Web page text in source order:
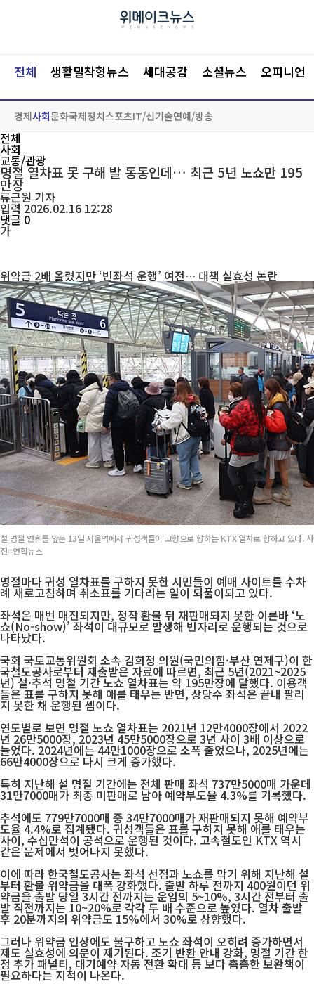
전체 생활밀착형뉴스 세대공감 소셜뉴스 오피니언
경제사회문화국제정치스포츠IT/신기술연예/방송
전체
사회
교통/관광
명절 열차표 못 구해 발 동동인데… 최근 5년 노쇼만 195
만장
류근원 기자
입력 2026.02.16 12:28
댓글 0
가
위약금 2배 올렸지만 ‘빈좌석 운행’ 여전… 대책 실효성 논란
설 명절 연휴를 앞둔 13일 서울역에서 귀성객들이 고향으로 향하는 KTX 열차로 향하고 있다. 사
진=연합뉴스
명절마다 귀성 열차표를 구하지 못한 시민들이 예매 사이트를 수차
례 새로고침하며 취소표를 기다리는 일이 되풀이되고 있다.
좌석은 매번 매진되지만, 정작 환불 뒤 재판매되지 못한 이른바 ‘노
쇼(No-show)’ 좌석이 대규모로 발생해 빈자리로 운행되는 것으로
나타났다.
국회 국토교통위원회 소속 김희정 의원(국민의힘·부산 연제구)이 한
국철도공사로부터 제출받은 자료에 따르면, 최근 5년(2021~2025
년) 설·추석 명절 기간 노쇼 열차표는 약 195만장에 달했다. 이용객
들은 표를 구하지 못해 애를 태우는 반면, 상당수 좌석은 끝내 팔리
지 못한 채 운행된 셈이다.
연도별로 보면 명절 노쇼 열차표는 2021년 12만4000장에서 2022
년 26만5000장, 2023년 45만5000장으로 3년 사이 3배 이상으로
늘었다. 2024년에는 44만1000장으로 소폭 줄었으나, 2025년에는
66만4000장으로 다시 크게 증가했다.
특히 지난해 설 명절 기간에는 전체 판매 좌석 737만5000매 가운데
31만7000매가 최종 미판매로 남아 예약부도율 4.3%를 기록했다.
추석에도 779만7000매 중 34만7000매가 재판매되지 못해 예약부
도율 4.4%로 집계됐다. 귀성객들은 표를 구하지 못해 애를 태우는
사이, 수십만석이 공석으로 운행된 것이다. 고속철도인 KTX 역시
같은 문제에서 벗어나지 못했다.
이에 따라 한국철도공사는 좌석 선점과 노쇼를 막기 위해 지난해 설
부터 환불 위약금을 대폭 강화했다. 출발 하루 전까지 400원이던 위
약금을 출발 당일 3시간 전까지는 운임의 5~10%, 3시간 전부터 출
발 직전까지는 10~20%로 각각 두 배 수준으로 높였다. 열차 출발
후 20분까지의 위약금도 15%에서 30%로 상향했다.
그러나 위약금 인상에도 불구하고 노쇼 좌석이 오히려 증가하면서
제도 실효성에 의문이 제기된다. 조기 반환 안내 강화, 명절 기간 한
정 추가 패널티, 대기예약 자동 전환 확대 등 보다 촘촘한 보완책이
필요하다는 지적이 나온다.